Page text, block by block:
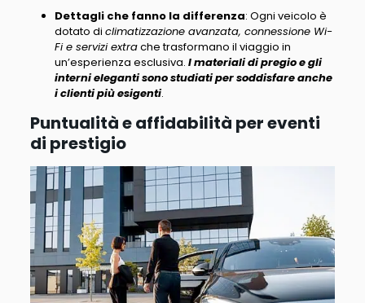
Dettagli che fanno la differenza: Ogni veicolo è
dotato di climatizzazione avanzata, connessione Wi-
Fi e servizi extrache trasformano il viaggio in
un’esperienza esclusiva. I materiali di pregio e gli
interni eleganti sono studiati per soddisfare anche
i clienti più esigenti.
Puntualità e affidabilità per eventi
di prestigio